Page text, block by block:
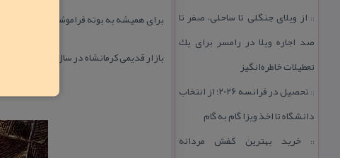
:: از ویلای جنگلی تا ساحلی، صفر تا
صد اجاره ویلا در رامسر برای یك
تعطیلات خاطره‌انگیز
::
تحصیل در فرانسه 2026؛ از انتخاب
دانشگاه تا اخذ ویزا گام به گام
::خرید بهترین كفش مردانه
برای همیشه به بوته فراموشی سپرده شد.
بازار قدیمی كرمانشاه در سال ۱۳۷۶ توسط سازمان میراث فرهنگی با شماره ۱۹۴۴ در فهرست آثار ملی ایران به ثبت رسید.